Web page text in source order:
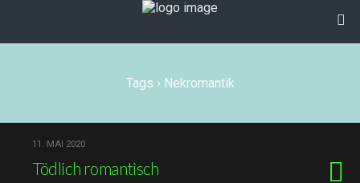
Tags › Nekromantik
11. MAI 2020
Tödlich romantisch